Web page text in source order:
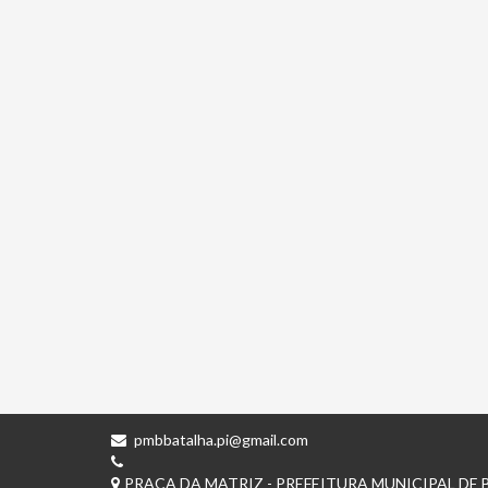
pmbbatalha.pi@gmail.com
PRAÇA DA MATRIZ - PREFEITURA MUNICIPAL DE